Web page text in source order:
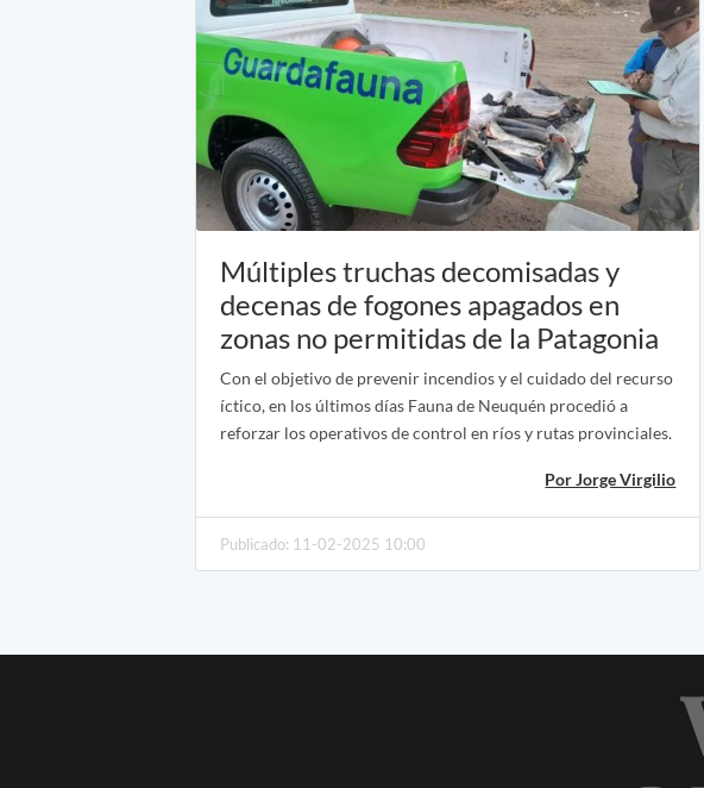
Múltiples truchas decomisadas y
decenas de fogones apagados en
zonas no permitidas de la Patagonia
Con el objetivo de prevenir incendios y el cuidado del recurso
íctico, en los últimos días Fauna de Neuquén procedió a
reforzar los operativos de control en ríos y rutas provinciales.
Por Jorge Virgilio
Publicado: 11-02-2025 10:00